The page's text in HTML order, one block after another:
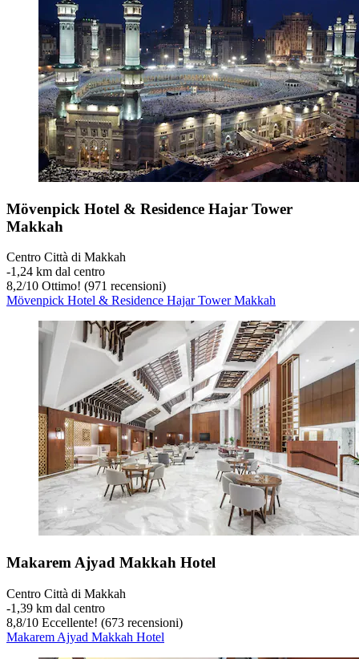
Mövenpick Hotel & Residence Hajar Tower
Makkah
Centro Città di Makkah
‐1,24 km dal centro
8,2/10 Ottimo! (971 recensioni)
Mövenpick Hotel & Residence Hajar Tower Makkah
Makarem Ajyad Makkah Hotel
Centro Città di Makkah
‐1,39 km dal centro
8,8/10 Eccellente! (673 recensioni)
Makarem Ajyad Makkah Hotel